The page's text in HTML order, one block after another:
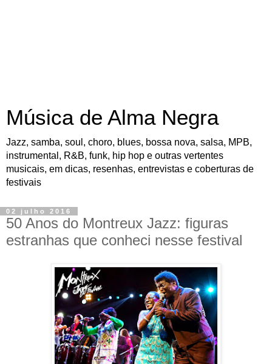
Música de Alma Negra
Jazz, samba, soul, choro, blues, bossa nova, salsa, MPB,
instrumental, R&B, funk, hip hop e outras vertentes
musicais, em dicas, resenhas, entrevistas e coberturas de
festivais
02 julho 2016
50 Anos do Montreux Jazz: figuras
estranhas que conheci nesse festival